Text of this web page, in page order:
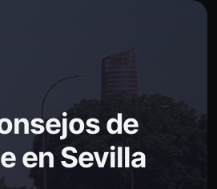
de
en Sevilla